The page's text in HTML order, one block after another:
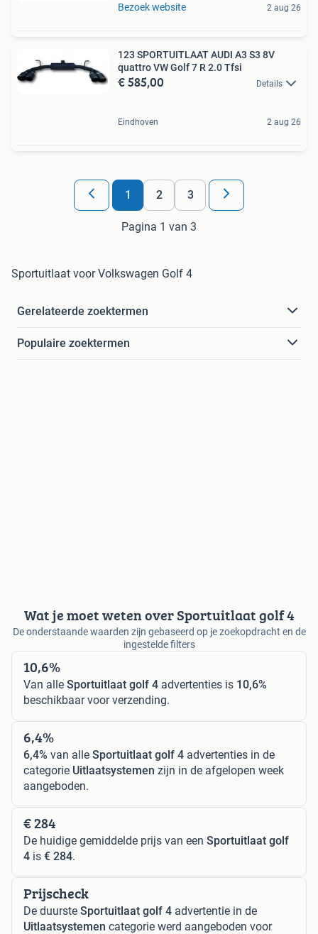
Bezoek website 2 aug 26
123 SPORTUITLAAT AUDI A3 S3 8V
quattro VW Golf 7 R 2.0 Tfsi
€ 585,00 Details
Eindhoven 2 aug 26
1 2 3
Pagina 1 van 3
Sportuitlaat voor Volkswagen Golf 4
Gerelateerde zoektermen
Populaire zoektermen
Wat je moet weten over Sportuitlaat golf 4
De onderstaande waarden zijn gebaseerd op je zoekopdracht en de
ingestelde filters
10,6%
Van alle Sportuitlaat golf 4 advertenties is 10,6%
beschikbaar voor verzending.
6,4%
6,4% van alle Sportuitlaat golf 4 advertenties in de
categorie Uitlaatsystemen zijn in de afgelopen week
aangeboden.
€ 284
De huidige gemiddelde prijs van een Sportuitlaat golf
4 is € 284.
Prijscheck
De duurste Sportuitlaat golf 4 advertentie in de
Uitlaatsystemen categorie werd aangeboden voor